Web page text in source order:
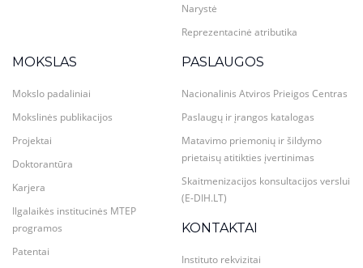
Narystė
Reprezentacinė atributika
MOKSLAS
Mokslo padaliniai
Mokslinės publikacijos
Projektai
Doktorantūra
Karjera
Ilgalaikės institucinės MTEP
programos
Patentai
PASLAUGOS
Nacionalinis Atviros Prieigos Centras
Paslaugų ir įrangos katalogas
Matavimo priemonių ir šildymo
prietaisų atitikties įvertinimas
Skaitmenizacijos konsultacijos verslui
(E-DIH.LT)
KONTAKTAI
Instituto rekvizitai